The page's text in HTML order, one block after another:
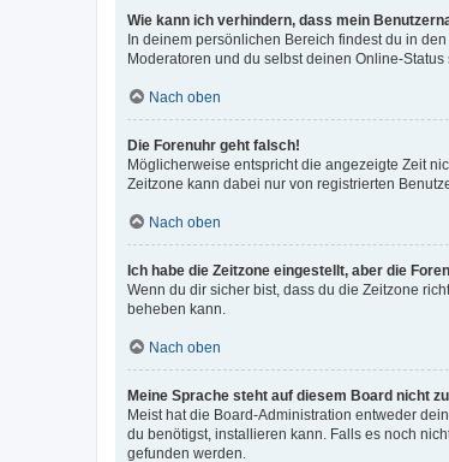
Wie kann ich verhindern, dass mein
In deinem persönlichen Bereich findest du in
Moderatoren und du selbst deinen Online-
Nach oben
Die Forenuhr geht falsch!
Möglicherweise entspricht die angezeigte Zeit
Zeitzone kann dabei nur von registrierten
Nach oben
Ich habe die Zeitzone eingestellt, aber die
Wenn du dir sicher bist, dass du die Zeitzone
beheben kann.
Nach oben
Meine Sprache steht auf diesem Board nicht
Meist hat die Board-Administration entweder
du benötigst, installieren kann. Falls es noch
gefunden werden.